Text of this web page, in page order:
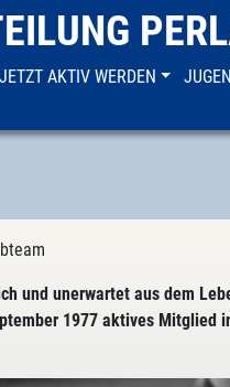
JETZT AKTIV WERDEN
und unerwartet aus dem
1977 aktives Mitglied